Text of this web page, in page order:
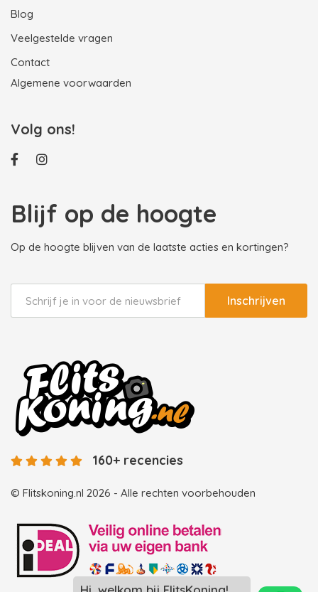
Blog
Veelgestelde vragen
Contact
Algemene voorwaarden
Volg ons!
Blijf op de hoogte
Op de hoogte blijven van de laatste acties en kortingen?
Inschrijven
© Flitskoning.nl 2026 - Alle rechten voorbehouden
160+ recencies